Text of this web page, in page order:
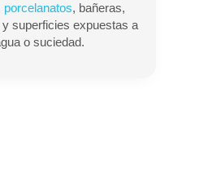
porcelanatos, bañeras,
superficies expuestas a
o suciedad.